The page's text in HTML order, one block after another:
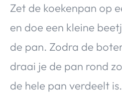
Zet de koekenpan op
en doe een kleine
de pan. Zodra de
draai je de pan rond
de hele pan verdeelt